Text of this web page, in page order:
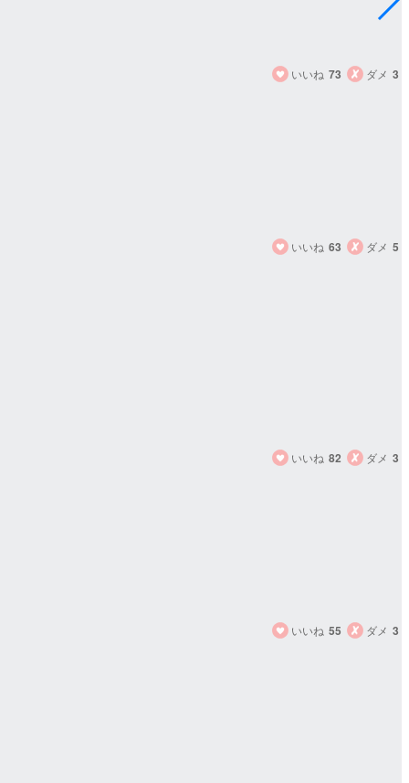
いいね 73 ダメ 3
いいね 63 ダメ 5
いいね 82 ダメ 3
いいね 55 ダメ 3